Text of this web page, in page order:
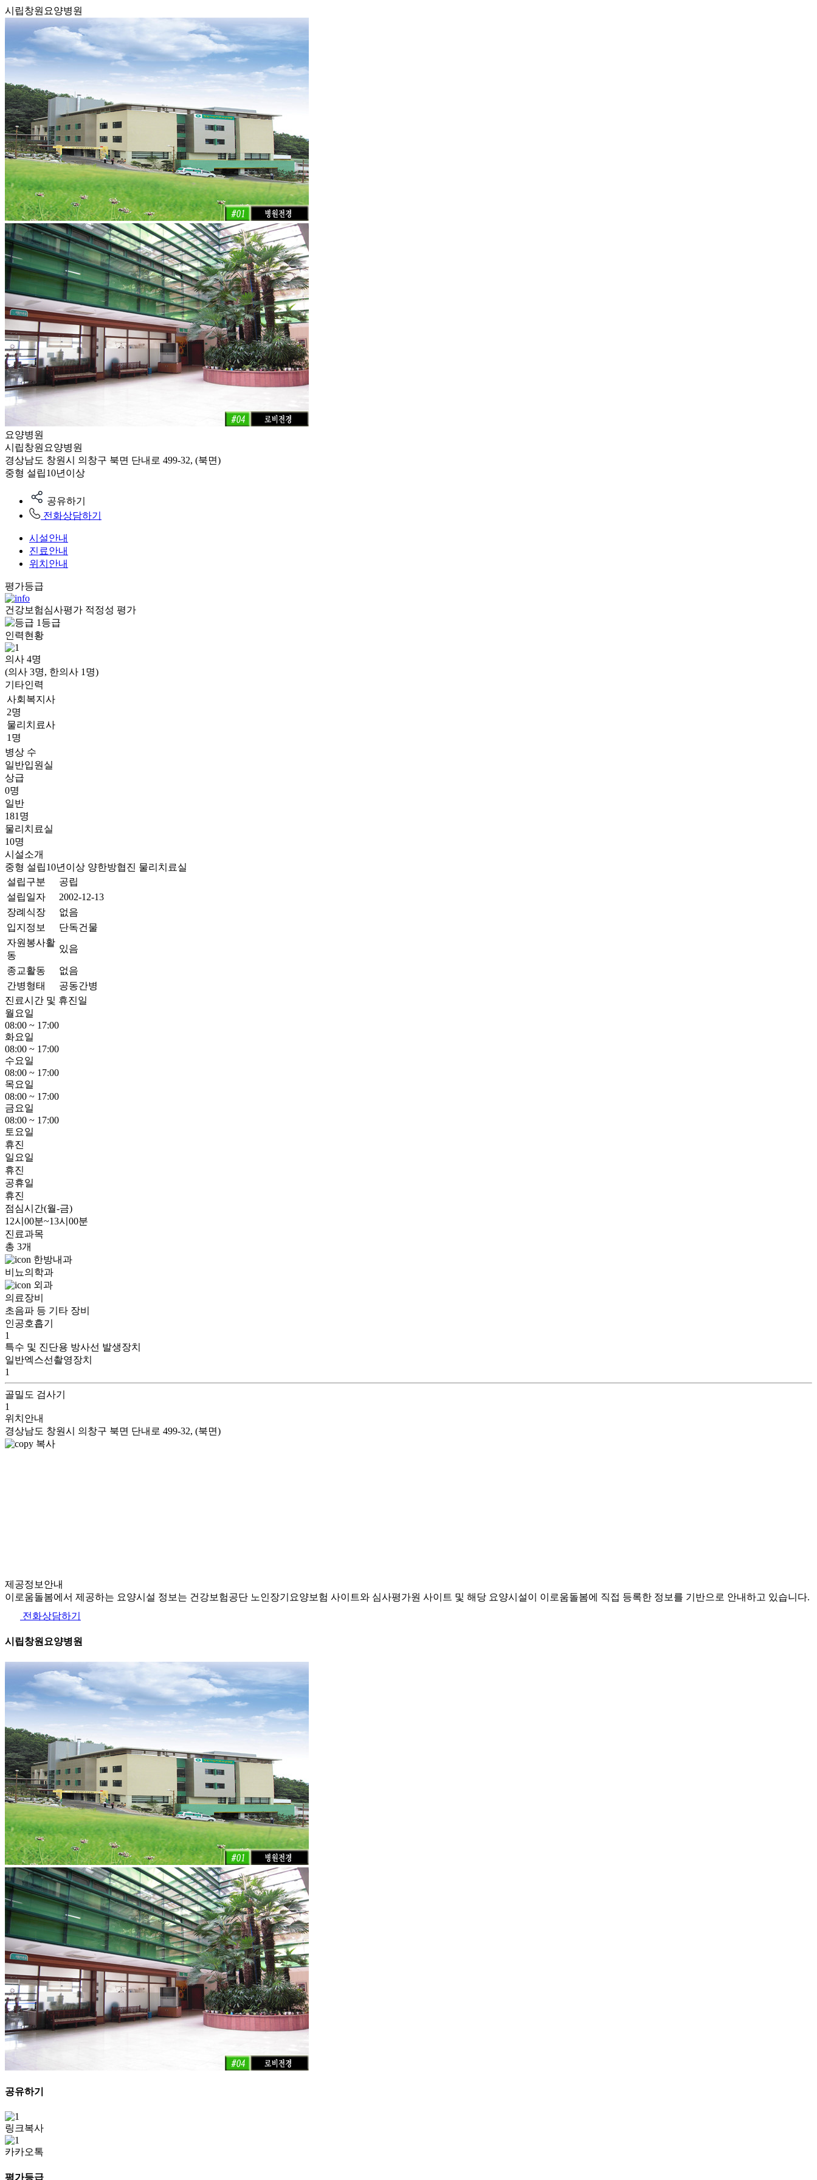
시립창원요양병원
요양병원
시립창원요양병원
경상남도 창원시 의창구 북면 단내로 499-32, (북면)
중형 설립10년이상
공유하기
전화상담하기
시설안내
진료안내
위치안내
평가등급
건강보험심사평가 적정성 평가
1등급
인력현황
의사 4명
(의사 3명, 한의사 1명)
기타인력
사회복지사
2명
물리치료사
1명
병상 수
일반입원실
상급
0명
일반
181명
물리치료실
10명
시설소개
중형 설립10년이상 양한방협진 물리치료실
설립구분
공립
설립일자
2002-12-13
장례식장
없음
입지정보
단독건물
자원봉사활
동
있음
종교활동
없음
간병형태
공동간병
진료시간 및 휴진일
월요일
08:00 ~ 17:00
화요일
08:00 ~ 17:00
수요일
08:00 ~ 17:00
목요일
08:00 ~ 17:00
금요일
08:00 ~ 17:00
토요일
휴진
일요일
휴진
공휴일
휴진
점심시간(월-금)
12시00분~13시00분
진료과목
총 3개
한방내과
비뇨의학과
외과
의료장비
초음파 등 기타 장비
인공호흡기
1
특수 및 진단용 방사선 발생장치
일반엑스선촬영장치
1
골밀도 검사기
1
위치안내
경상남도 창원시 의창구 북면 단내로 499-32, (북면)
복사
제공정보안내
이로움돌봄에서 제공하는 요양시설 정보는 건강보험공단 노인장기요양보험 사이트와 심사평가원 사이트 및 해당 요양시설이 이로움돌봄에 직접 등록한 정보를 기반으로 안내하고 있습니다.
전화상담하기
시립창원요양병원
공유하기
링크복사
카카오톡
평가등급